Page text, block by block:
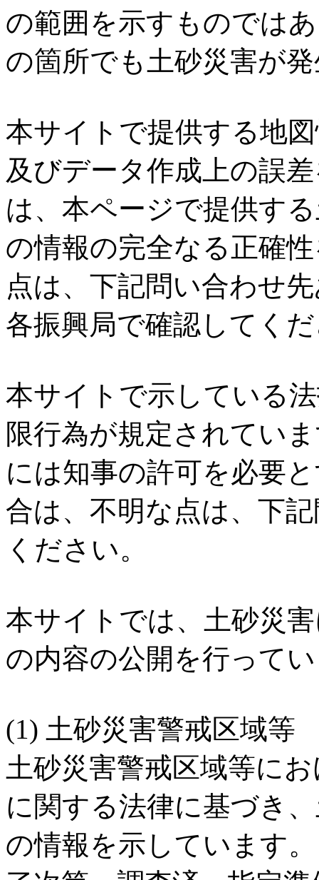
の範囲を示すものでは
の箇所でも土砂災害が
本サイトで提供する地
及びデータ作成上の誤
は、本ページで提供す
の情報の完全なる正確
点は、下記問い合わせ
各振興局で確認してく
本サイトで示している
限行為が規定されてい
には知事の許可を必要
合は、不明な点は、下
ください。
本サイトでは、土砂災
の内容の公開を行って
(1) 土砂災害警戒区域等
土砂災害警戒区域等に
に関する法律に基づき
の情報を示しています